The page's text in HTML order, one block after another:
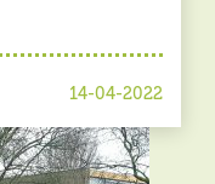
14-04-2022